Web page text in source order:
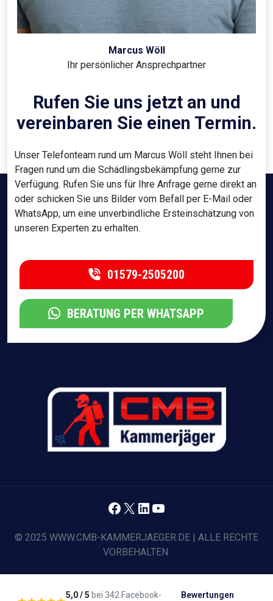
Marcus Wöll
Ihr persönlicher Ansprechpartner
Rufen Sie uns jetzt an und
vereinbaren Sie einen Termin.
Unser Telefonteam rund um Marcus Wöll steht Ihnen bei
Fragen rund um die Schädlingsbekämpfung gerne zur
Verfügung. Rufen Sie uns für Ihre Anfrage gerne direkt an
oder schicken Sie uns Bilder vom Befall per E-Mail oder
WhatsApp, um eine unverbindliche Ersteinschätzung von
unseren Experten zu erhalten.
01579-2505200
BERATUNG PER WHATSAPP
© 2025 WWW.CMB-KAMMERJAEGER.DE | ALLE RECHTE
VORBEHALTEN.
Facebook
X LinkedIn
YouTube
5,0 / 5 bei 342 Facebook-
Bewertungen